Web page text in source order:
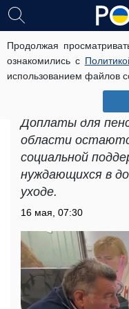
Продолжая
ознакомились с
использованием файлов
Доплаты для
Запорожской
получить
Доплаты для
области
социальной
нуждающихся в
уходе.
16 мая, 07:30